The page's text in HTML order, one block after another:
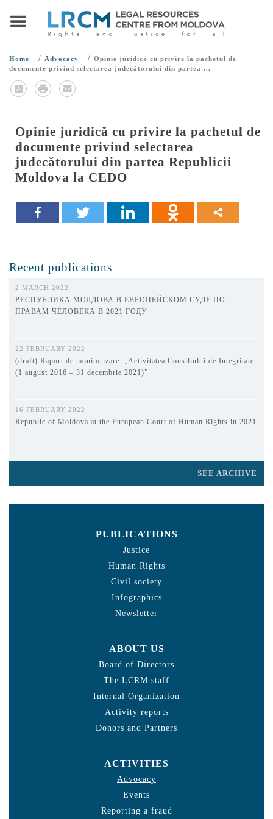
Home / Advocacy / Opinie juridică cu privire la pachetul de
documente privind selectarea judecătorului din partea ...
Opinie juridică cu privire la pachetul de
documente privind selectarea
judecătorului din partea Republicii
Moldova la CEDO
Recent publications
2 MARCH 2022
РЕСПУБЛИКА МОЛДОВА В ЕВРОПЕЙСКОМ СУДЕ ПО
ПРАВАМ ЧЕЛОВЕКА В 2021 ГОДУ
22 FEBRUARY 2022
(draft) Raport de monitorizare: „Activitatea Consiliului de Integritate
(1 august 2016 – 31 decembrie 2021)”
16 FEBRUARY 2022
Republic of Moldova at the European Court of Human Rights in 2021
SEE ARCHIVE
PUBLICATIONS
Justice
Human Rights
Civil society
Infographics
Newsletter
ABOUT US
Board of Directors
The LCRM staff
Internal Organization
Activity reports
Donors and Partners
ACTIVITIES
Advocacy
Events
Reporting a fraud